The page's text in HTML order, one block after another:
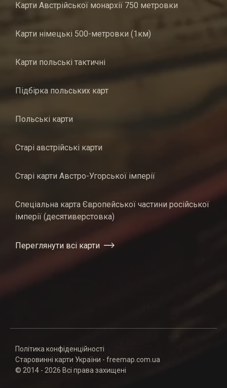
Карти Австрійської монархії 750 метровки
Карти німецькі 500-метровки (1км)
Карти польські тактичні
Підбірка польських карт
Польські карти
Старі австрійські карти
Старі карти Австро-Угорської імперії
Спеціальна карта Європейської частини російської
імперії (десятиверстовка)
Переглянути всі карти
Політика конфіденційності
Старовинні карти України - freemap.com.ua
© 2014 - 2026 Всі права захищені